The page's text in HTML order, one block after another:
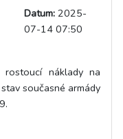
Datum:2025-
07-14 07:50
rostoucí náklady na
současné armády